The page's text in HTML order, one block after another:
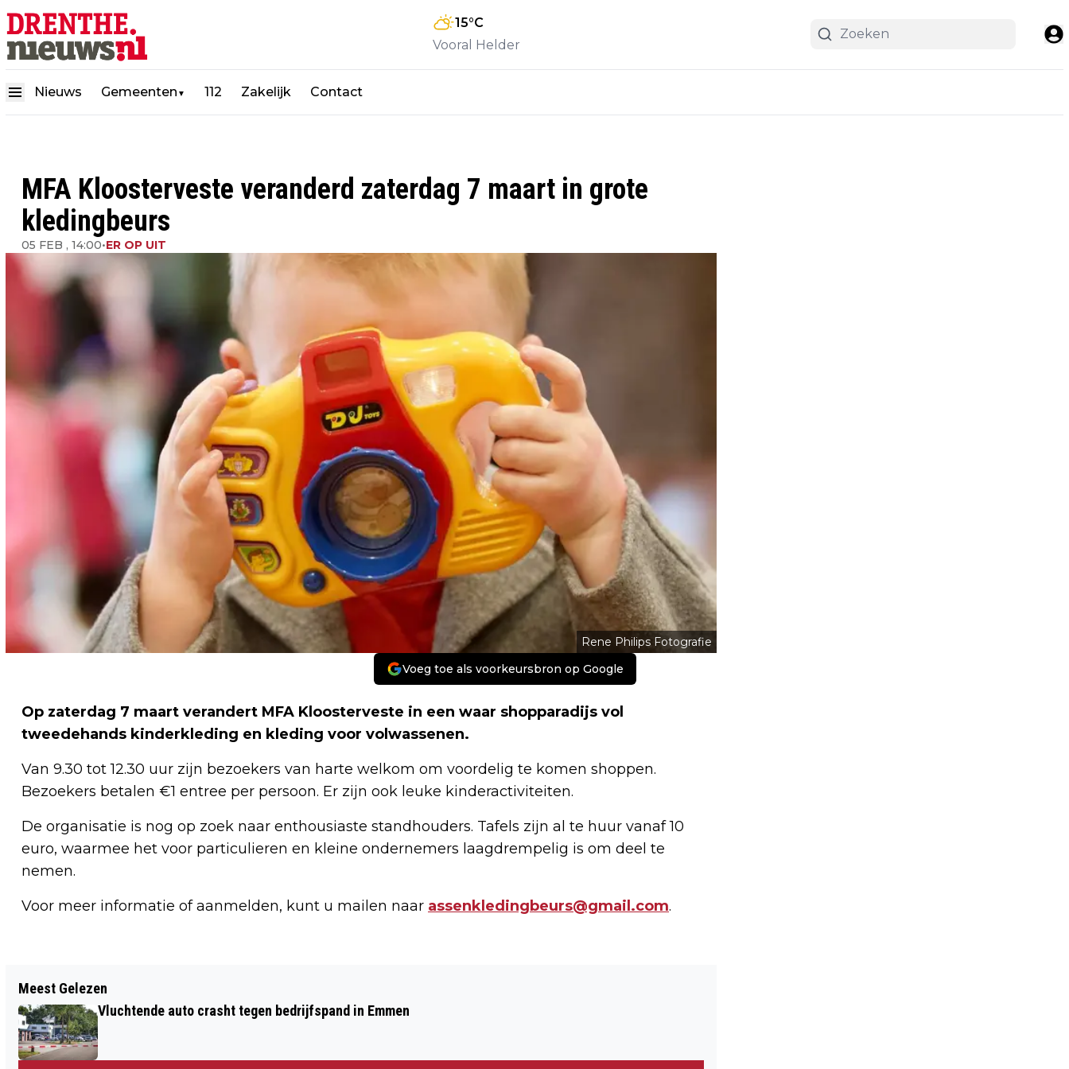
15°C
Vooral Helder
Nieuws Gemeenten ▼ 112 Zakelijk Contact
MFA Kloosterveste veranderd zaterdag 7 maart in grote
kledingbeurs
05 FEB , 14:00•ER OP UIT
Rene Philips Fotografie
Voeg toe als voorkeursbron op Google
Op zaterdag 7 maart verandert MFA Kloosterveste in een waar shopparadijs vol
tweedehands kinderkleding en kleding voor volwassenen.
Van 9.30 tot 12.30 uur zijn bezoekers van harte welkom om voordelig te komen shoppen.
Bezoekers betalen €1 entree per persoon. Er zijn ook leuke kinderactiviteiten.
De organisatie is nog op zoek naar enthousiaste standhouders. Tafels zijn al te huur vanaf 10
euro, waarmee het voor particulieren en kleine ondernemers laagdrempelig is om deel te
nemen.
Voor meer informatie of aanmelden, kunt u mailen naar assenkledingbeurs@gmail.com.
MAN (19) OVERLEDEN BIJ ERNSTIG
ONGEVAL OP N857
LEVERT MEERDERE BEKEURINGEN OP
Meest Gelezen
Vluchtende auto crasht tegen bedrijfspand in Emmen